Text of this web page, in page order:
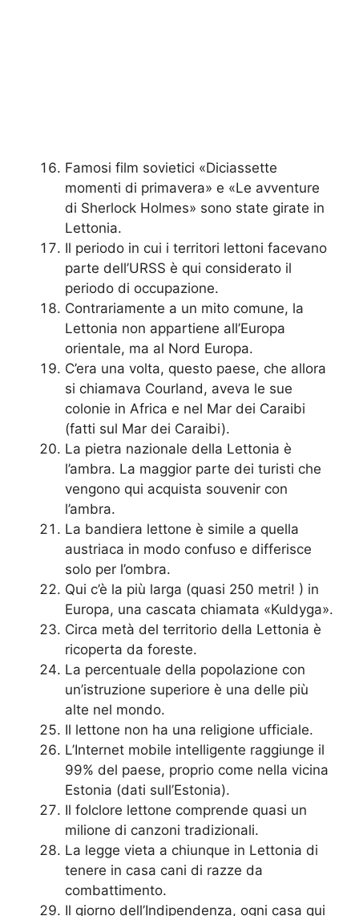
Famosi film sovietici «Diciassette
momenti di primavera» e «Le avventure
di Sherlock Holmes» sono state girate in
Lettonia.
Il periodo in cui i territori lettoni facevano
parte dell’URSS è qui considerato il
periodo di occupazione.
Contrariamente a un mito comune, la
Lettonia non appartiene all’Europa
orientale, ma al Nord Europa.
C’era una volta, questo paese, che allora
si chiamava Courland, aveva le sue
colonie in Africa e nel Mar dei Caraibi
(fatti sul Mar dei Caraibi).
La pietra nazionale della Lettonia è
l’ambra. La maggior parte dei turisti che
vengono qui acquista souvenir con
l’ambra.
La bandiera lettone è simile a quella
austriaca in modo confuso e differisce
solo per l’ombra.
Qui c’è la più larga (quasi 250 metri! ) in
Europa, una cascata chiamata «Kuldyga».
Circa metà del territorio della Lettonia è
ricoperta da foreste.
La percentuale della popolazione con
un’istruzione superiore è una delle più
alte nel mondo.
Il lettone non ha una religione ufficiale.
L’Internet mobile intelligente raggiunge il
99% del paese, proprio come nella vicina
Estonia (dati sull’Estonia).
Il folclore lettone comprende quasi un
milione di canzoni tradizionali.
La legge vieta a chiunque in Lettonia di
tenere in casa cani di razze da
combattimento.
Il giorno dell’Indipendenza, ogni casa qui